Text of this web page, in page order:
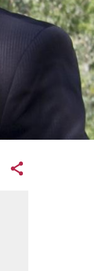
Links
Share button